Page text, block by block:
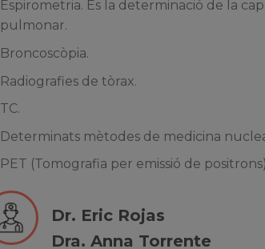
Espirometria. És la determinació de la
pulmonar.
Broncoscòpia.
Radiografies de tòrax.
TC.
Determinats mètodes de medicina
PET (Tomografia per emissió de positrons)
Dr. Eric Rojas
Dra. Anna Torrente